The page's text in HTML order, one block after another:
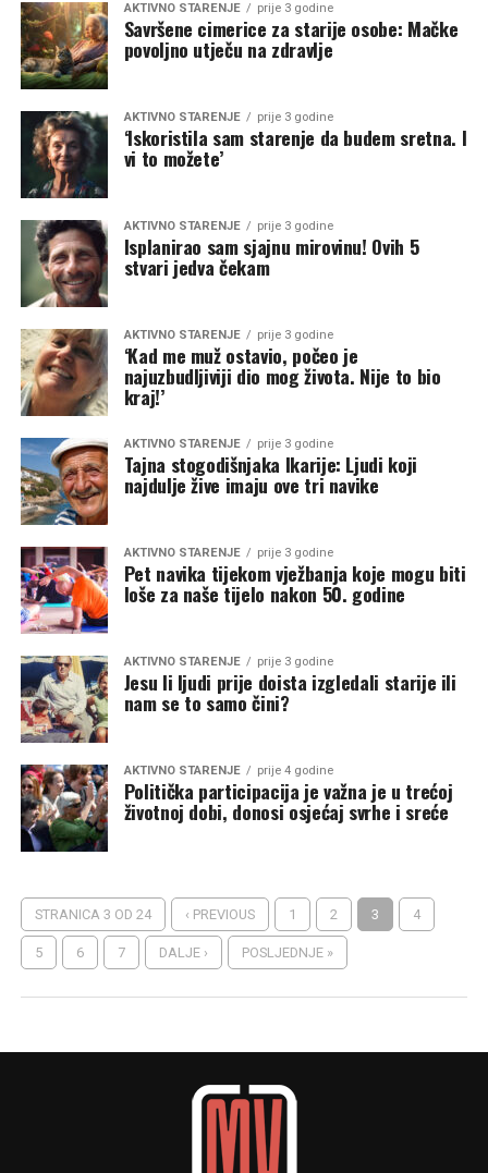
AKTIVNO STARENJE prije 3 godine
Savršene cimerice za starije osobe: Mačke
povoljno utječu na zdravlje
AKTIVNO STARENJE prije 3 godine
‘Iskoristila sam starenje da budem sretna. I
vi to možete’
AKTIVNO STARENJE prije 3 godine
Isplanirao sam sjajnu mirovinu! Ovih 5
stvari jedva čekam
AKTIVNO STARENJE prije 3 godine
‘Kad me muž ostavio, počeo je
najuzbudljiviji dio mog života. Nije to bio
kraj!’
AKTIVNO STARENJE prije 3 godine
Tajna stogodišnjaka Ikarije: Ljudi koji
najdulje žive imaju ove tri navike
AKTIVNO STARENJE prije 3 godine
Pet navika tijekom vježbanja koje mogu biti
loše za naše tijelo nakon 50. godine
AKTIVNO STARENJE prije 3 godine
Jesu li ljudi prije doista izgledali starije ili
nam se to samo čini?
AKTIVNO STARENJE prije 4 godine
Politička participacija je važna je u trećoj
životnoj dobi, donosi osjećaj svrhe i sreće
STRANICA 3 OD 24 ‹ PREVIOUS 1 2 3 4
5 6 7 DALJE › POSLJEDNJE »